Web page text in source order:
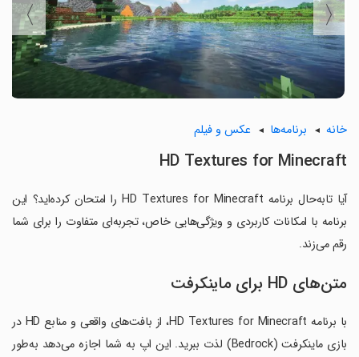
〈
〉
خانه برنامه‌ها عکس و فیلم
HD Textures for Minecraft
آیا تابه‌حال برنامه HD Textures for Minecraft را امتحان کرده‌اید؟ این
برنامه با امکانات کاربردی و ویژگی‌هایی خاص، تجربه‌ای متفاوت را برای شما
رقم می‌زند.
متن‌های HD برای ماینکرفت
با برنامه HD Textures for Minecraft، از بافت‌های واقعی و منابع HD در
بازی ماینکرفت (Bedrock) لذت ببرید. این اپ به شما اجازه می‌دهد به‌طور